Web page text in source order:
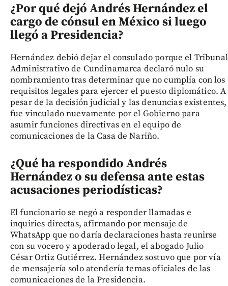
¿Por qué dejó Andrés Hernández el
cargo de cónsul en México si luego
llegó a Presidencia?
Hernández debió dejar el consulado porque el Tribunal
Administrativo de Cundinamarca declaró nulo su
nombramiento tras determinar que no cumplía con los
requisitos legales para ejercer el puesto diplomático. A
pesar de la decisión judicial y las denuncias existentes,
fue vinculado nuevamente por el Gobierno para
asumir funciones directivas en el equipo de
comunicaciones de la Casa de Nariño.
¿Qué ha respondido Andrés
Hernández o su defensa ante estas
acusaciones periodísticas?
El funcionario se negó a responder llamadas e
inquiries directas, afirmando por mensaje de
WhatsApp que no daría declaraciones hasta reunirse
con su vocero y apoderado legal, el abogado Julio
César Ortiz Gutiérrez. Hernández sostuvo que por vía
de mensajería solo atendería temas oficiales de las
comunicaciones de la Presidencia.